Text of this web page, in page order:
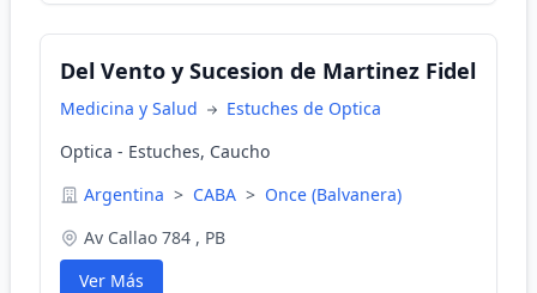
Del Vento y Sucesion de Martinez Fidel
Medicina y Salud
Estuches de Optica
Optica - Estuches, Caucho
Argentina > CABA > Once (Balvanera)
Av Callao 784 , PB
Ver Más